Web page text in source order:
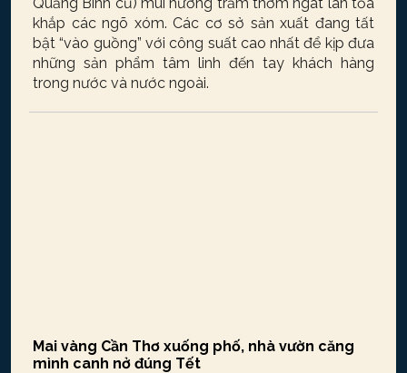
Quảng Bình cũ) mùi hương trầm thơm ngát lan tỏa
khắp các ngõ xóm. Các cơ sở sản xuất đang tất
bật “vào guồng” với công suất cao nhất để kịp đưa
những sản phẩm tâm linh đến tay khách hàng
trong nước và nước ngoài.
Mai vàng Cần Thơ xuống phố, nhà vườn căng
mình canh nở đúng Tết